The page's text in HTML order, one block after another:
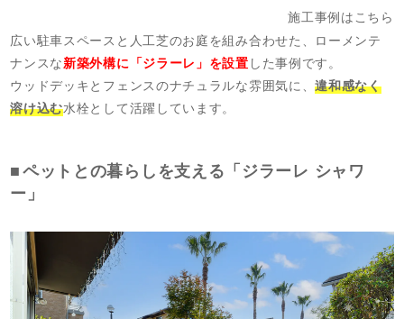
施工事例はこちら
広い駐車スペースと人工芝のお庭を組み合わせた、ローメンテ
ナンスな新築外構に「ジラーレ」を設置 した事例です。
ウッドデッキとフェンスのナチュラルな雰囲気に、違和感なく
溶け込む水栓として活躍しています。
ペットとの暮らしを支える「ジラーレ シャワ
ー」